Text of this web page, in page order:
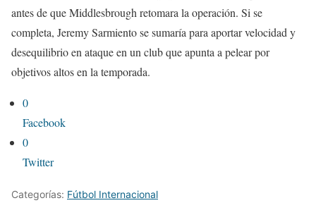
antes de que Middlesbrough retomara la operación. Si se
completa, Jeremy Sarmiento se sumaría para aportar velocidad y
desequilibrio en ataque en un club que apunta a pelear por
objetivos altos en la temporada.
0
Facebook
0
Twitter
Categorías: Fútbol Internacional